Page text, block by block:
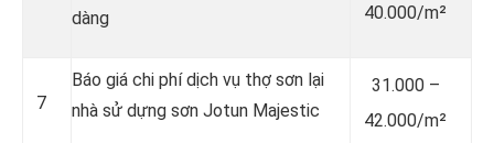
dàng
40.000/m²
7
Báo giá chi phí dịch vụ thợ sơn lại
nhà sử dựng sơn Jotun Majestic
31.000 –
42.000/m²